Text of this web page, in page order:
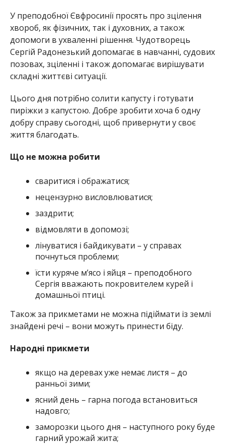
У преподобної Євфросинії просять про зцілення
хвороб, як фізичних, так і духовних, а також
допомоги в ухваленні рішення. Чудотворець
Сергій Радонезький допомагає в навчанні, судових
позовах, зціленні і також допомагає вирішувати
складні життєві ситуації.
Цього дня потрібно солити капусту і готувати
пиріжки з капустою. Добре зробити хоча б одну
добру справу сьогодні, щоб привернути у своє
життя благодать.
Що не можна робити
сваритися і ображатися;
нецензурно висловлюватися;
заздрити;
відмовляти в допомозі;
лінуватися і байдикувати – у справах
почнуться проблеми;
їсти куряче м’ясо і яйця – преподобного
Сергія вважають покровителем курей і
домашньої птиці.
Також за прикметами не можна підіймати із землі
знайдені речі – вони можуть принести біду.
Народні прикмети
якщо на деревах уже немає листя – до
ранньої зими;
ясний день – гарна погода встановиться
надовго;
заморозки цього дня – наступного року буде
гарний урожай жита;